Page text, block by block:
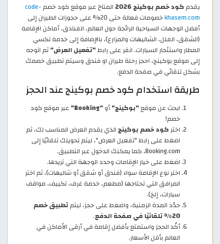
يقدم كود خصم بوكينج 2026 المتاح عبر موقع كود خصم code-
khasem.com
خصومات فعالة حتى 20% على حجوزات الطيران إلى
أفضل الوجهات السياحية الرائجة حول العالم، الفنادق، أماكن الإقامة
(الشقق، الفلل، الشاليهات والمزارع)، بالإضافة إلى خدمة تكسي
المطار واستئجار السيارات. انقر على رابط"تفعيل العرض"ثم اتوجه
إلى موقع بوكينج، احجز رحلة طيران او فندق وسيتم تطبيق خصمك
بشكل تلقائي في صفحة الدفع.
طريقة استخدام كود خصم بوكينج عند الحجز
ابحث عن موقع"بوكينج"أو"Booking"
عبر موقع كود
خصم!
اختركود خصم بوكينج الذي يقدم العرض المناسب لك، ثم
اضغط على رابط "تفعيل العرض"، ليتم تحويلك تلقائيًا إلى
Booking.com، كما يمكنك الدخول عبر التطبيق.
اضغط على خيار الإقامات وحدد الوجهة التي تريدها.
اختر نوع الإقامة سواء (فندق أو شقق أو شاليهات)، ثم اختر
المرافق التي تحتاجها (مطعم، خدمة غرف، تكييف، مواقف
سيارات، إلخ).
حدّد المدة الزمنية، واضغط على حجز، ليتمتطبيق خصم
20% تلقائيًا في صفحة الدفع
.
أكّد الحجز واستمتع بأفضل إقامة في أرقى الأماكن في
العالم بأقل الأسعار.